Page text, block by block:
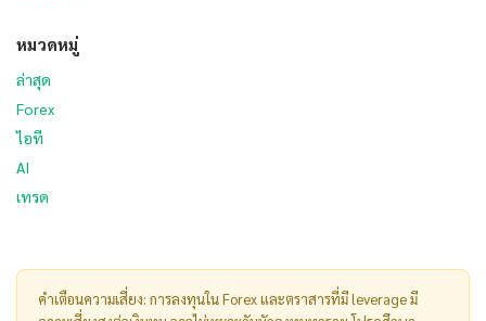
หมวดหมู่
ล่าสุด
Forex
ไอที
AI
เทรด
คำเตือนความเสี่ยง: การลงทุนใน Forex และตราสารที่มี leverage มี